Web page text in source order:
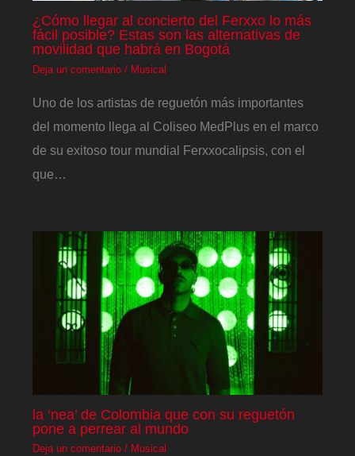
¿Cómo llegar al concierto del Ferxxo lo más
fácil posible? Estas son las alternativas de
movilidad que habrá en Bogotá
Deja un comentario / Musical
Uno de los artistas de reguetón más importantes
del momento llega al Coliseo MedPlus en el marco
de su exitoso tour mundial Ferxxocalipsis, con el
que…
la ‘nea’ de Colombia que con su reguetón
pone a perrear al mundo
Deja un comentario / Musical